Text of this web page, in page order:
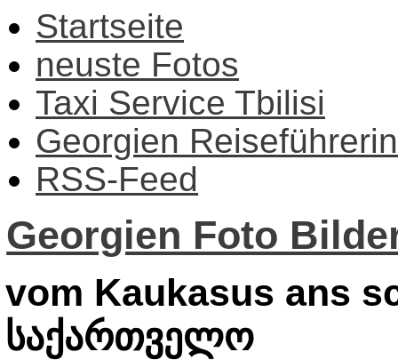
Startseite
neuste Fotos
Taxi Service Tbilisi
Georgien Reiseführerin
RSS-Feed
Georgien Foto
vom Kaukasus ans
საქართველო